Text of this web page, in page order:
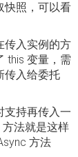
快照，可以看
传入实例的方
this 变量，需
传入给委托
支持再传入一
法就是这样
方法